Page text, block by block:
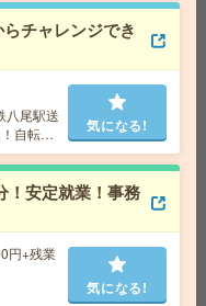
可能な速
央駅徒
気になる!
扶養内OK！伊丹で
円×実
ありませ
有）
チャレンジでき
八尾駅送
自転車
気になる!
！安定就業！事務
円+残業
気になる!